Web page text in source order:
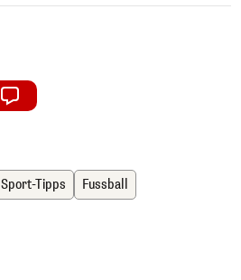
Sport-Tipps Fussball